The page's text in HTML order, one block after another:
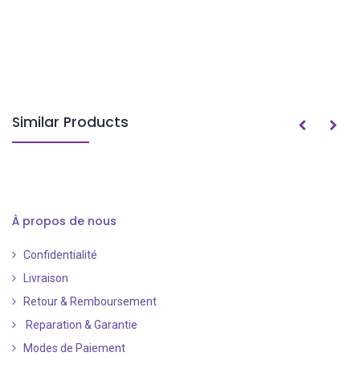
Similar Products
À propos de nous
Confidentialité
Livraison
Retour & Remboursement
Reparation & Garantie
Modes de Paiement